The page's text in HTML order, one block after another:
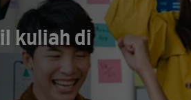
kuliah di